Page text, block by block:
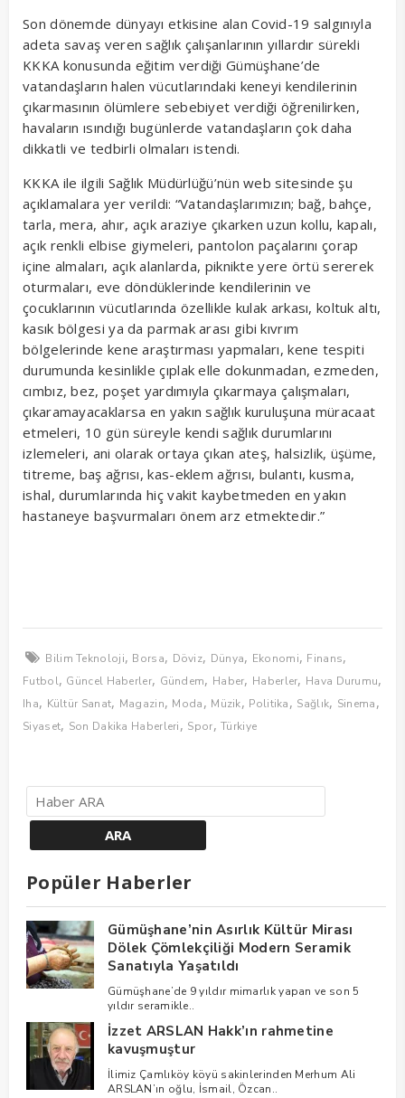
Son dönemde dünyayı etkisine alan Covid-19 salgınıyla
adeta savaş veren sağlık çalışanlarının yıllardır sürekli
KKKA konusunda eğitim verdiği Gümüşhane’de
vatandaşların halen vücutlarındaki keneyi kendilerinin
çıkarmasının ölümlere sebebiyet verdiği öğrenilirken,
havaların ısındığı bugünlerde vatandaşların çok daha
dikkatli ve tedbirli olmaları istendi.
KKKA ile ilgili Sağlık Müdürlüğü’nün web sitesinde şu
açıklamalara yer verildi: “Vatandaşlarımızın; bağ, bahçe,
tarla, mera, ahır, açık araziye çıkarken uzun kollu, kapalı,
açık renkli elbise giymeleri, pantolon paçalarını çorap
içine almaları, açık alanlarda, piknikte yere örtü sererek
oturmaları, eve döndüklerinde kendilerinin ve
çocuklarının vücutlarında özellikle kulak arkası, koltuk altı,
kasık bölgesi ya da parmak arası gibi kıvrım
bölgelerinde kene araştırması yapmaları, kene tespiti
durumunda kesinlikle çıplak elle dokunmadan, ezmeden,
cımbız, bez, poşet yardımıyla çıkarmaya çalışmaları,
çıkaramayacaklarsa en yakın sağlık kuruluşuna müracaat
etmeleri, 10 gün süreyle kendi sağlık durumlarını
izlemeleri, ani olarak ortaya çıkan ateş, halsizlik, üşüme,
titreme, baş ağrısı, kas-eklem ağrısı, bulantı, kusma,
ishal, durumlarında hiç vakit kaybetmeden en yakın
hastaneye başvurmaları önem arz etmektedir.”
Bilim Teknoloji, Borsa, Döviz, Dünya, Ekonomi, Finans,
Futbol, Güncel Haberler, Gündem, Haber, Haberler, Hava Durumu,
Iha, Kültür Sanat, Magazin, Moda, Müzik, Politika, Sağlık, Sinema,
Siyaset, Son Dakika Haberleri, Spor,Türkiye
Popüler Haberler
Gümüşhane’nin Asırlık Kültür Mirası
Dölek Çömlekçiliği Modern Seramik
Sanatıyla Yaşatıldı
Gümüşhane’de 9 yıldır mimarlık yapan ve son 5
yıldır seramikle..
İzzet ARSLAN Hakk’ın rahmetine
kavuşmuştur
İlimiz Çamlıköy köyü sakinlerinden Merhum Ali
ARSLAN’ın oğlu, İsmail, Özcan..